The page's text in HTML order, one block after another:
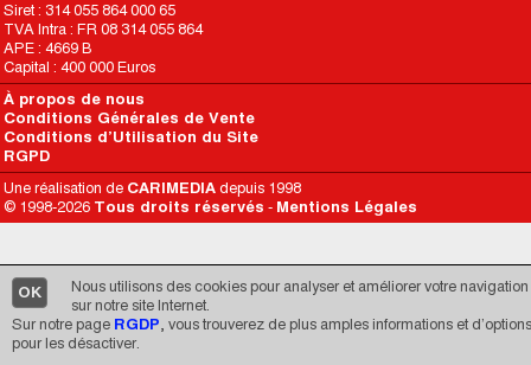
OK
Nous utilisons des cookies pour analyser et améliorer votre navigation
sur notre site Internet.
Sur notre page RGDP, vous trouverez de plus amples informations et d’options
pour les désactiver.
Siret : 314 055 864 000 65
TVA Intra : FR 08 314 055 864
APE : 4669 B
Capital : 400 000 Euros
À propos de nous
Conditions Générales de Vente
Conditions d’Utilisation du Site
RGPD
Une réalisation de CARIMEDIA depuis 1998
© 1998-2026 Tous droits réservés - Mentions Légales